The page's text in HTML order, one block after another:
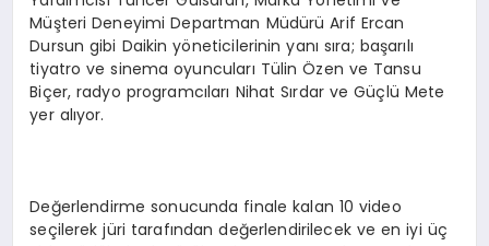
Müşteri Deneyimi Departman Müdürü Arif Ercan
Dursun gibi Daikin yöneticilerinin yanı sıra; başarılı
tiyatro ve sinema oyuncuları Tülin Özen ve Tansu
Biçer, radyo programcıları Nihat Sırdar ve Güçlü Mete
yer alıyor.
Değerlendirme sonucunda finale kalan 10 video
seçilerek jüri tarafından değerlendirilecek ve en iyi üç